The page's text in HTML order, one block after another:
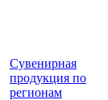
Сувенирная
продукция по
регионам